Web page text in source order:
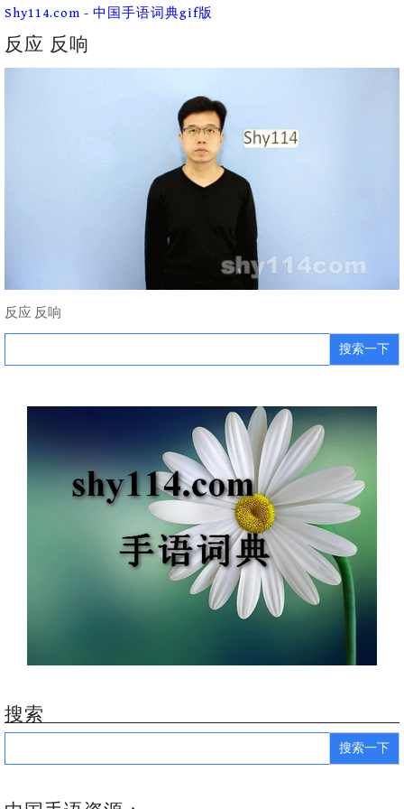
Skip
content
Shy114.com - 中国手语词典gif版
反应 反响
反应 反响
Search
搜索
Search